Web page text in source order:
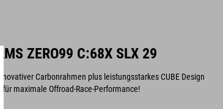
AMS ZERO99 C:68X SLX 29
Innovativer Carbonrahmen plus leistungsstarkes CUBE Design
– für maximale Offroad-Race-Performance!